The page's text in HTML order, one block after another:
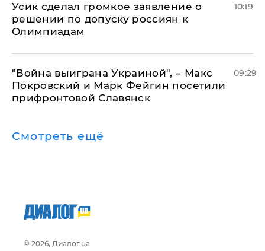
Усик сделал громкое заявление о
решении по допуску россиян к
Олимпиадам
10:19
"Война выиграна Украиной", – Макс
Покровский и Марк Фейгин посетили
прифронтовой Славянск
09:29
Смотреть ещё
© 2026, Диалог.ua